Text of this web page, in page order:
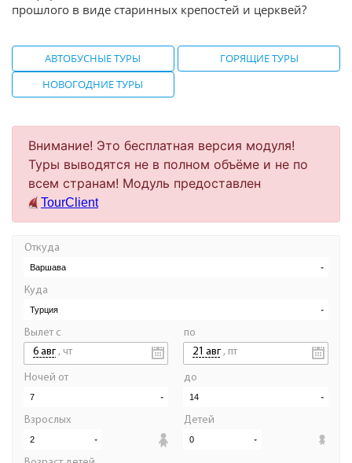
прошлого в виде старинных крепостей и церквей?
АВТОБУСНЫЕ ТУРЫ
ГОРЯЩИЕ ТУРЫ
НОВОГОДНИЕ ТУРЫ